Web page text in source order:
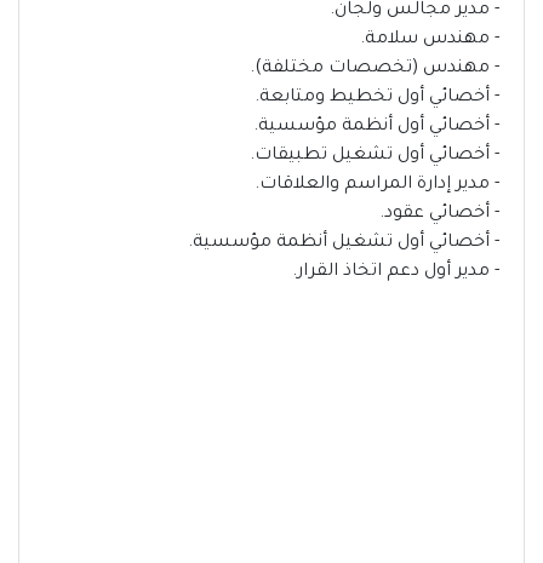
- مدير مجالس ولجان.
- مهندس سلامة.
- مهندس (تخصصات مختلفة).
- أخصائي أول تخطيط ومتابعة.
- أخصائي أول أنظمة مؤسسية.
- أخصائي أول تشغيل تطبيقات.
- مدير إدارة المراسم والعلاقات.
- أخصائي عقود.
- أخصائي أول تشغيل أنظمة مؤسسية.
- مدير أول دعم اتخاذ القرار.